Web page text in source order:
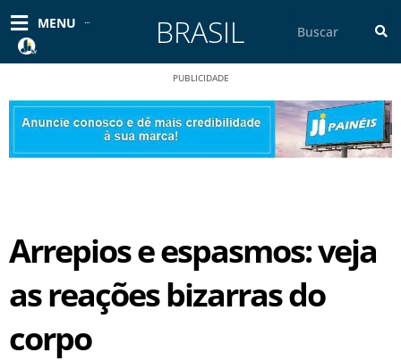
para
conteúdo
MENU BRASIL
PUBLICIDADE
Arrepios e espasmos: veja
as reações bizarras do
corpo